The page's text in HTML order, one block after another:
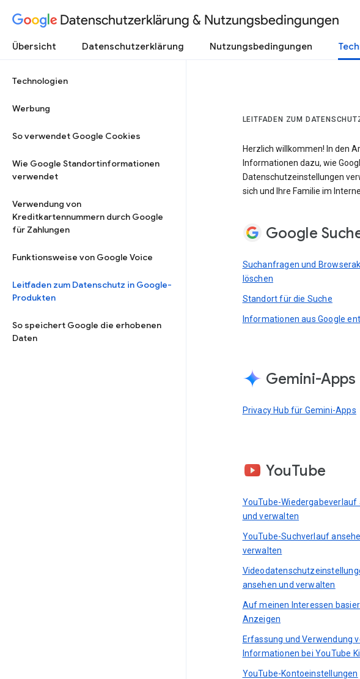
Datenschutzerklärung & Nutzungsbedingungen
Übersicht Datenschutzerklärung Nutzungsbedingungen
Technologien
Werbung
So verwendet Google Cookies
Wie Google Standortinformationen
verwendet
Verwendung von
Kreditkartennummern durch Google
für Zahlungen
Funktionsweise von Google Voice
Leitfaden zum Datenschutz in Google-
Produkten
So speichert Google die erhobenen
Daten
LEITFADEN ZUM
Herzlich willkommen! In den
Informationen dazu, wie
Datenschutzeinstellungen
sich und Ihre Familie im
Google
Suchanfragen und
löschen
Standort für die Suche
Informationen aus Google
Gemini-Apps
Privacy Hub für Gemini-Apps
YouTube
YouTube-Wiedergabeverlauf
und verwalten
YouTube-Suchverlauf
verwalten
ansehen und verwalten
Auf meinen Interessen
Anzeigen
Erfassung und Verwendung
Informationen bei YouTube
YouTube-Kontoeinstellungen